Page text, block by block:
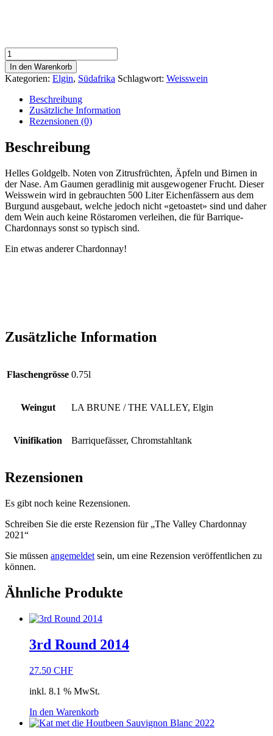
The
Valley
Chardonnay
2021
Menge
In den Warenkorb
Kategorien: Elgin, Südafrika Schlagwort: Weisswein
Beschreibung
Zusätzliche Information
Rezensionen (0)
Beschreibung
Helles Goldgelb. Noten von Zitrusfrüchten, Äpfeln und Birnen in
der Nase. Am Gaumen geradlinig mit ausgewogener Frucht. Dieser
Weisswein wird in gebrauchten 500 Liter Eichenfässern aus dem
Burgund ausgebaut, welche jedoch nicht «getoastet» sind und daher
dem Wein auch keine Röstaromen verleihen, die für Barrique-
Chardonnays sonst so typisch sind.
Ein etwas anderer Chardonnay!
Zusätzliche Information
Flaschengrösse 0.75l
Weingut LA BRUNE / THE VALLEY, Elgin
Vinifikation Barriquefässer, Chromstahltank
Rezensionen
Es gibt noch keine Rezensionen.
Schreiben Sie die erste Rezension für „The Valley Chardonnay
2021“
Sie müssen angemeldet sein, um eine Rezension veröffentlichen zu
können.
Ähnliche Produkte
3rd Round 2014
27.50 CHF
inkl. 8.1 % MwSt.
In den Warenkorb